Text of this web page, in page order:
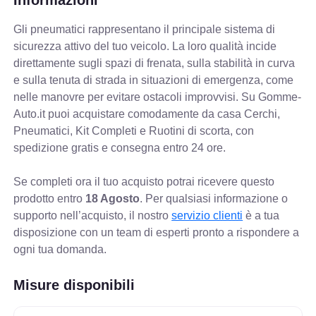
Gli pneumatici rappresentano il principale sistema di
sicurezza attivo del tuo veicolo. La loro qualità incide
direttamente sugli spazi di frenata, sulla stabilità in curva
e sulla tenuta di strada in situazioni di emergenza, come
nelle manovre per evitare ostacoli improvvisi. Su Gomme-
Auto.it puoi acquistare comodamente da casa Cerchi,
Pneumatici, Kit Completi e Ruotini di scorta, con
spedizione gratis e consegna entro 24 ore.
Se completi ora il tuo acquisto potrai ricevere questo
prodotto entro 18 Agosto. Per qualsiasi informazione o
supporto nell’acquisto, il nostroservizio clienti è a tua
disposizione con un team di esperti pronto a rispondere a
ogni tua domanda.
Misure disponibili